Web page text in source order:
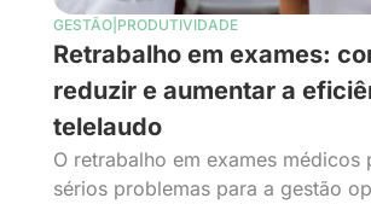
GESTÃO|PRODUTIVIDADE
Retrabalho em exames:
reduzir e aumentar a
telelaudo
O retrabalho em exames médicos
sérios problemas para a gestão